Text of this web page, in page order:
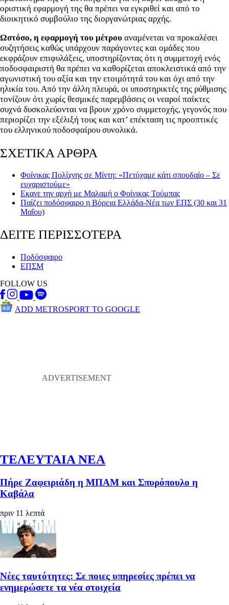
οριστική εφαρμογή της θα πρέπει να εγκριθεί και από το
διοικητικό συμβούλιο της διοργανώτριας αρχής.
Ωστόσο, η εφαρμογή του μέτρου αναμένεται να προκαλέσει
συζητήσεις καθώς υπάρχουν παράγοντες και ομάδες που
εκφράζουν επιφυλάξεις, υποστηρίζοντας ότι η συμμετοχή ενός
ποδοσφαιριστή θα πρέπει να καθορίζεται αποκλειστικά από την
αγωνιστική του αξία και την ετοιμότητά του και όχι από την
ηλικία του. Από την άλλη πλευρά, οι υποστηρικτές της ρύθμισης
τονίζουν ότι χωρίς θεσμικές παρεμβάσεις οι νεαροί παίκτες
συχνά δυσκολεύονται να βρουν χρόνο συμμετοχής, γεγονός που
περιορίζει την εξέλιξή τους και κατ’ επέκταση τις προοπτικές
του ελληνικού ποδοσφαίρου συνολικά.
ΣΧΕΤΙΚΑ ΑΡΘΡΑ
Φοίνικας Πολίχνης σε Μίντη: «Πετύχαμε κάτι σπουδαίο – Σε
ευχαριστούμε»
Εκανε την αρχή με Μαλαμή ο Φοίνικας Τούμπας
Παίζει ποδόσφαιρο η Βόρεια Ελλάδα-Νέα των ΕΠΣ (30 και 31
Μαΐου)
ΔΕΙΤΕ ΠΕΡΙΣΣΟΤΕΡΑ
Ποδόσφαιρο
ΕΠΣΜ
FOLLOW US
ADD METROSPORT TO GOOGLE
ΤΕΛΕΥΤΑΙΑ ΝΕΑ
Πήρε Ζαφειριάδη η ΜΠΑΜ και Σπυρόπουλο η
Καβάλα
πριν 11 λεπτά
Νέες ταυτότητες: Σε ποιες υπηρεσίες πρέπει να
ενημερώσετε τα νέα στοιχεία